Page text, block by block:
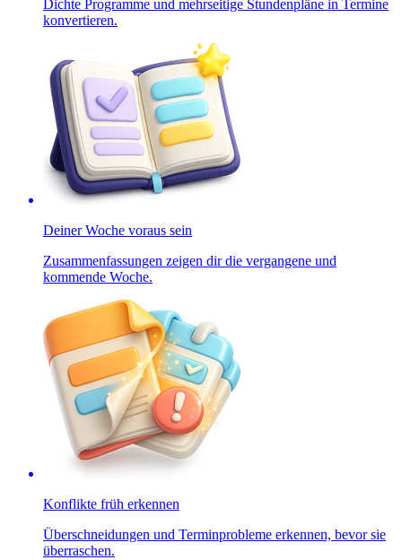
Dichte Programme und mehrseitige Stundenpläne in Termine
konvertieren.
Deiner Woche voraus sein
Zusammenfassungen zeigen dir die vergangene und
kommende Woche.
Konflikte früh erkennen
Überschneidungen und Terminprobleme erkennen, bevor sie
überraschen.